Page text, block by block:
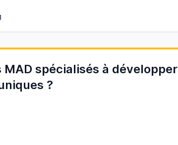
spécialisés à développer
?